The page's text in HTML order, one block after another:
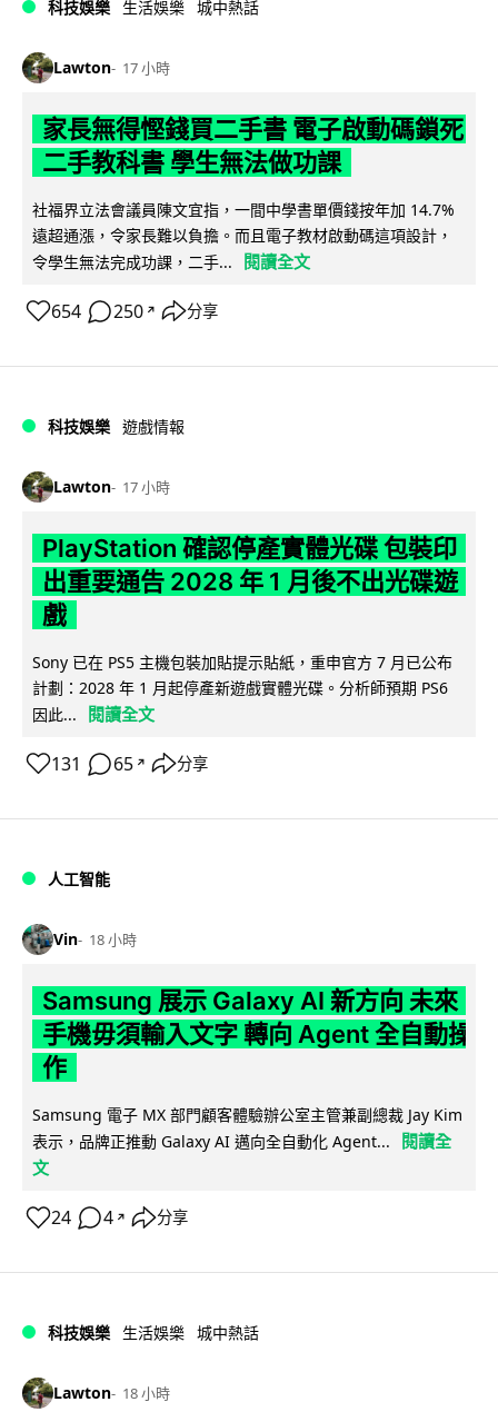
科技娛樂 生活娛樂 城中熱話
Lawton 17 小時
家長無得慳錢買二手書 電子啟動碼鎖死
二手教科書 學生無法做功課
社福界立法會議員陳文宜指，一間中學書單價錢按年加 14.7%
遠超通漲，令家長難以負擔。而且電子教材啟動碼這項設計，
令學生無法完成功課，二手...
閱讀全文
654 250 ↗ 分享
科技娛樂 遊戲情報
Lawton 17 小時
PlayStation 確認停產實體光碟 包裝印
出重要通告 2028 年 1 月後不出光碟遊
戲
Sony 已在 PS5 主機包裝加貼提示貼紙，重申官方 7 月已公布
計劃：2028 年 1 月起停產新遊戲實體光碟。分析師預期 PS6
因此...
閱讀全文
131 65 ↗ 分享
人工智能
Vin 18 小時
Samsung 展示 Galaxy AI 新方向 未來
手機毋須輸入文字 轉向 Agent 全自動操
作
Samsung 電子 MX 部門顧客體驗辦公室主管兼副總裁 Jay Kim
表示，品牌正推動 Galaxy AI 邁向全自動化 Agent...
閱讀全
文
24 4 ↗ 分享
科技娛樂 生活娛樂 城中熱話
Lawton 18 小時